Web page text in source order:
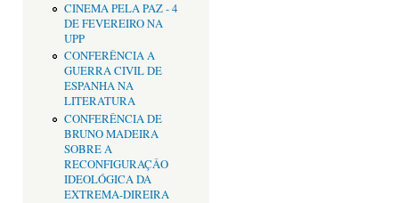
CINEMA PELA PAZ - 4
DE FEVEREIRO NA
UPP
CONFERÊNCIA A
GUERRA CIVIL DE
ESPANHA NA
LITERATURA
CONFERÊNCIA DE
BRUNO MADEIRA
SOBRE A
RECONFIGURAÇÂO
IDEOLÓGICA DA
EXTREMA-DIREIRA